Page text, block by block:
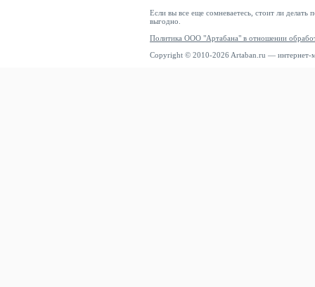
Если вы все еще сомневаетесь, стоит ли делать
выгодно.
Политика ООО "Артабана" в отношении
Copyright © 2010-2026 Artaban.ru — интернет-